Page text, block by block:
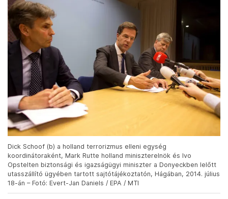
Dick Schoof (b) a holland terrorizmus elleni egység
koordinátoraként, Mark Rutte holland miniszterelnök és Ivo
Opstelten biztonsági és igazságügyi miniszter a Donyeckben lelőtt
utasszállító ügyében tartott sajtótájékoztatón, Hágában, 2014. július
18-án – Fotó: Evert-Jan Daniels / EPA / MTI